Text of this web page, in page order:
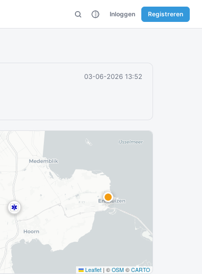
Inloggen Registreren
03-06-2026 13:52
Leaflet | © OSM © CARTO